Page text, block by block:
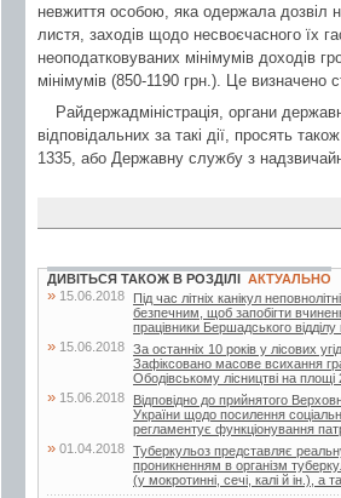
невжиття особою, яка одержала дозвіл
листя, заходів щодо несвоєчасного їх
неоподатковуваних мінімумів доходів
мінімумів (850-1190 грн.). Це визначено
Райдержадміністрація, органи
відповідальних за такі дії, просять
1335, або Державну службу з
ДИВІТЬСЯ ТАКОЖ В РОЗДІЛІ АКТУАЛЬНО
» 15.06.2018
Під час літніх канікул
безпечним, щоб запобігти
працівники Бершадського відділу
» 15.06.2018 За останніх 10 років у лісових
Зафіксовано масове всихання
Ободівському лісництві на площі
» 15.06.2018
Відповідно до прийнятого
України щодо посилення
регламентує функціонування
» 01.04.2018 Туберкульоз представляє
проникненням в організм
(у мокротинні, сечі, калі й ін.), а